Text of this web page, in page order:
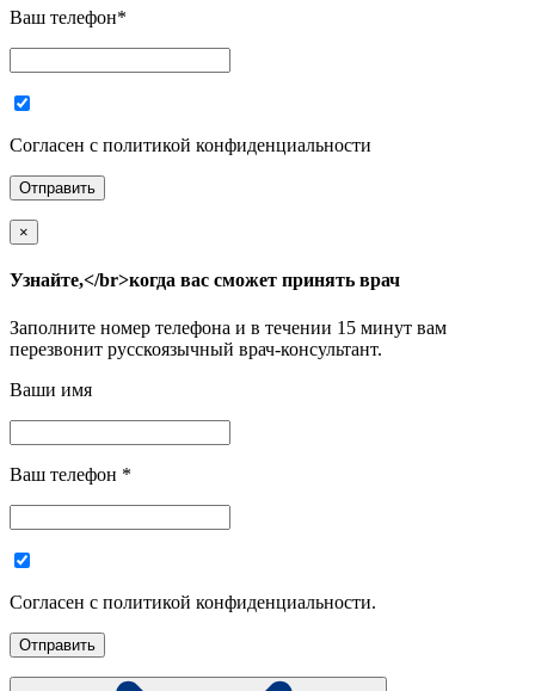
Ваш телефон*
Согласен с политикой конфиденциальности
×
Узнайте,</br>когда вас сможет принять врач
Заполните номер телефона и в течении 15 минут вам
перезвонит русскоязычный врач-консультант.
Ваши имя
Ваш телефон *
Согласен с политикой конфиденциальности.